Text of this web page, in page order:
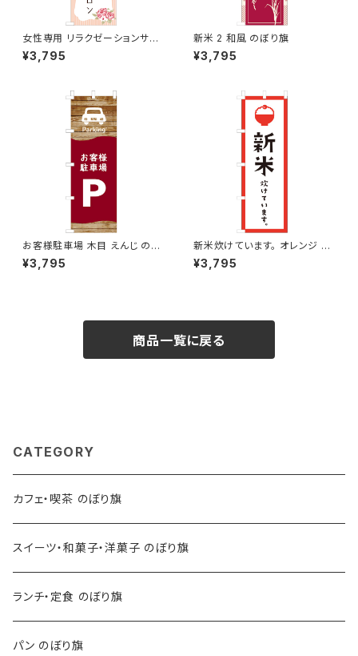
女性専用 リラクゼーションサロ
ン ピンク のぼり旗
¥3,795
新米 2 和風 のぼり旗
¥3,795
お客様駐車場 木目 えんじ のぼ
り旗
¥3,795
新米炊けています。 オレンジ の
ぼり旗
¥3,795
商品一覧に戻る
CATEGORY
カフェ・喫茶 のぼり旗
スイーツ・和菓子・洋菓子 のぼり旗
ランチ・定食 のぼり旗
パン のぼり旗